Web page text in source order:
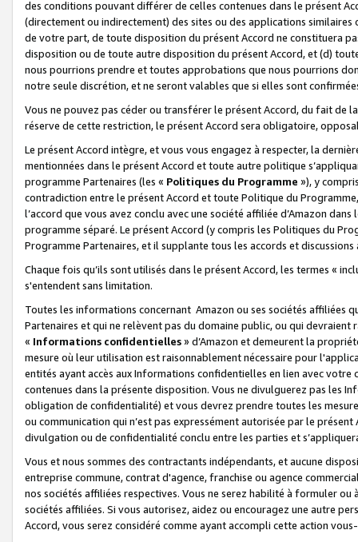
des conditions pouvant différer de celles contenues dans le présent
(directement ou indirectement) des sites ou des applications
de votre part, de toute disposition du présent Accord ne constituera
disposition ou de toute autre disposition du présent Accord, et (d)
nous pourrions prendre et toutes approbations que nous pourrions
notre seule discrétion, et ne seront valables que si elles sont
Vous ne pouvez pas céder ou transférer le présent Accord, du fait de
réserve de cette restriction, le présent Accord sera obligatoire,
Le présent Accord intègre, et vous vous engagez à respecter, la
mentionnées dans le présent Accord et toute autre politique
programme Partenaires (les « Politiques du Programme »), y
contradiction entre le présent Accord et toute Politique du
l’accord que vous avez conclu avec une société affiliée d’Amazon
programme séparé. Le présent Accord (y compris les Politiques du
Programme Partenaires, et il supplante tous les accords et discussions
Chaque fois qu’ils sont utilisés dans le présent Accord, les termes «
s'entendent sans limitation.
Toutes les informations concernant Amazon ou ses sociétés affiliées
Partenaires et qui ne relèvent pas du domaine public, ou qui
« Informations confidentielles» d’Amazon et demeurent la
mesure où leur utilisation est raisonnablement nécessaire pour
entités ayant accès aux Informations confidentielles en lien avec
contenues dans la présente disposition. Vous ne divulguerez pas les
obligation de confidentialité) et vous devrez prendre toutes les
ou communication qui n’est pas expressément autorisée par le
divulgation ou de confidentialité conclu entre les parties et
Vous et nous sommes des contractants indépendants, et aucune
entreprise commune, contrat d'agence, franchise ou agence
nos sociétés affiliées respectives. Vous ne serez habilité à formuler
sociétés affiliées. Si vous autorisez, aidez ou encouragez une autre
Accord, vous serez considéré comme ayant accompli cette action